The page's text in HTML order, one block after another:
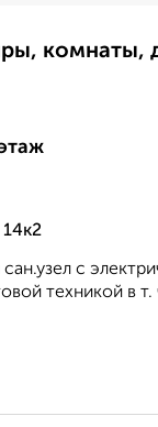
с
техникой в